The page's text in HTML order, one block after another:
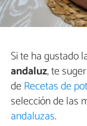
Si te ha gustado
andaluz, te
deRecetas de
selección de las
andaluzas.